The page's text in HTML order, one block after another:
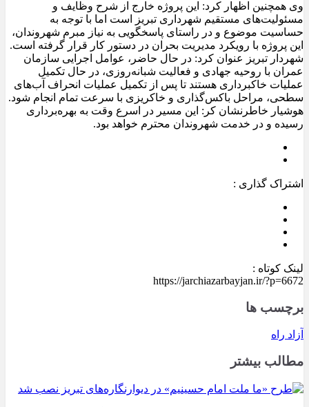
وی همچنین اظهار کرد: این پروژه خارج از شرح وظایف و
مسئولیت‌های مستقیم شهرداری تبریز است اما با توجه به
حساسیت موضوع و در راستای پاسخگویی به نیاز مبرم شهروندان،
این پروژه با رویکرد مدیریت بحران در دستور کار قرار گرفته است.
شهردار تبریز عنوان کرد: در حال حاضر، عوامل اجرایی سازمان
عمران با روحیه جهادی و فعالیت شبانه‌روزی، در حال تکمیل
عملیات خاکبرداری هستند تا پس از تکمیل عملیات انحراف آب‌های
سطحی، مراحل باکس‌گذاری و خاکریزی با سرعت تمام انجام شود.
هوشیار خاطرنشان کر: این مسیر در اسرع وقت به بهره‌برداری
رسیده و در خدمت شهروندان محترم خواهد بود.
اشتراک گذاری :
لینک کوتاه :
https://jarchiazarbayjan.ir/?p=6672
برچسب ها
آزاد راه
مطالب بیشتر